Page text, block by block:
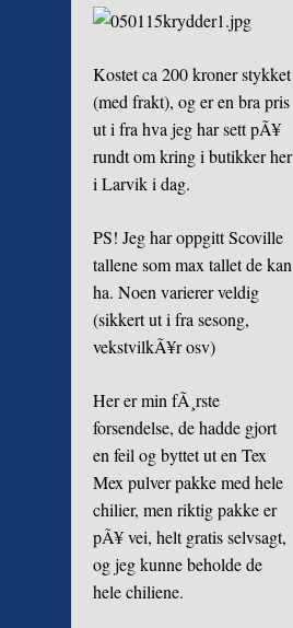
Kostet ca 200 kroner stykket
(med frakt), og er en bra pris
ut i fra hva jeg har sett pÃ¥
rundt om kring i butikker her
i Larvik i dag.
PS! Jeg har oppgitt Scoville
tallene som max tallet de kan
ha. Noen varierer veldig
(sikkert ut i fra sesong,
vekstvilkÃ¥r osv)
Her er min fÃ¸rste
forsendelse, de hadde gjort
en feil og byttet ut en Tex
Mex pulver pakke med hele
chilier, men riktig pakke er
pÃ¥ vei, helt gratis selvsagt,
og jeg kunne beholde de
hele chiliene.